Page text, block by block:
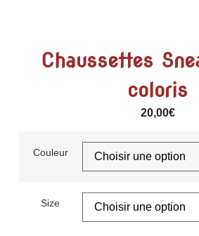
Chaussettes
coloris
20,00€
Couleur
Size